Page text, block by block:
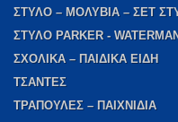
ΣΤΥΛΟ – ΜΟΛΥΒΙΑ – ΣΕΤ
ΣΤΥΛΟ PARKER -
ΣΧΟΛΙΚΑ – ΠΑΙΔΙΚΑ ΕΙΔΗ
ΤΣΑΝΤΕΣ
ΤΡΑΠΟΥΛΕΣ – ΠΑΙΧΝΙΔΙΑ